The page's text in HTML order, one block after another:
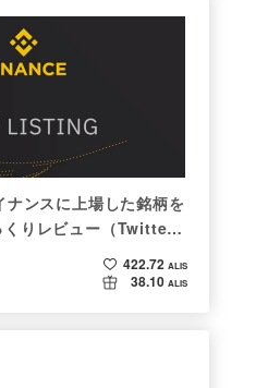
ンスに上場した銘柄を
くりレビュー（Twitter
422.72 ALIS
38.10 ALIS